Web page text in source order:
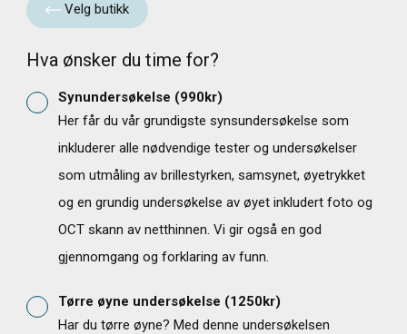
Velg butikk
Hva ønsker du time for?
Synundersøkelse (990kr)
Her får du vår grundigste synsundersøkelse som
inkluderer alle nødvendige tester og undersøkelser
som utmåling av brillestyrken, samsynet, øyetrykket
og en grundig undersøkelse av øyet inkludert foto og
OCT skann av netthinnen. Vi gir også en god
gjennomgang og forklaring av funn.
Tørre øyne undersøkelse (1250kr)
Har du tørre øyne? Med denne undersøkelsen